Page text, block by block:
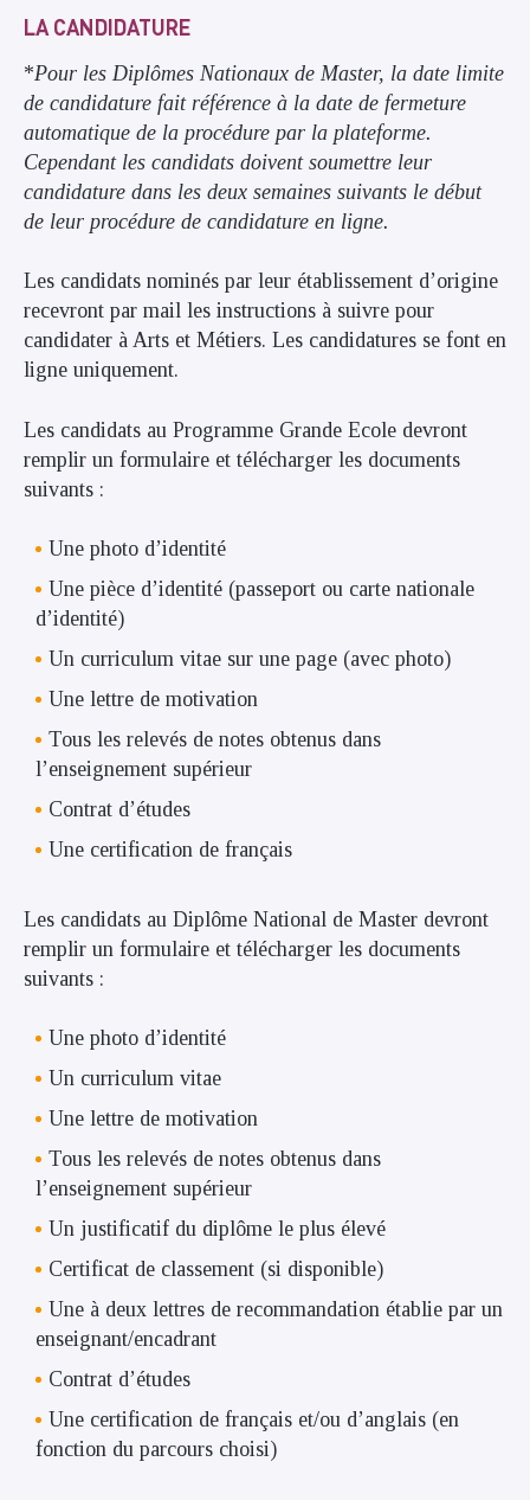
LA CANDIDATURE
*Pour les Diplômes Nationaux de Master, la date limite
de candidature fait référence à la date de fermeture
automatique de la procédure par la plateforme.
Cependant les candidats doivent soumettre leur
candidature dans les deux semaines suivants le début
de leur procédure de candidature en ligne.
Les candidats nominés par leur établissement d’origine
recevront par mail les instructions à suivre pour
candidater à Arts et Métiers. Les candidatures se font en
ligne uniquement.
Les candidats au Programme Grande Ecole devront
remplir un formulaire et télécharger les documents
suivants :
Une photo d’identité
Une pièce d’identité (passeport ou carte nationale
d’identité)
Un curriculum vitae sur une page (avec photo)
Une lettre de motivation
Tous les relevés de notes obtenus dans
l’enseignement supérieur
Contrat d’études
Une certification de français
Les candidats au Diplôme National de Master devront
remplir un formulaire et télécharger les documents
suivants :
Une photo d’identité
Un curriculum vitae
Une lettre de motivation
Tous les relevés de notes obtenus dans
l’enseignement supérieur
Un justificatif du diplôme le plus élevé
Certificat de classement (si disponible)
Une à deux lettres de recommandation établie par un
enseignant/encadrant
Contrat d’études
Une certification de français et/ou d’anglais (en
fonction du parcours choisi)